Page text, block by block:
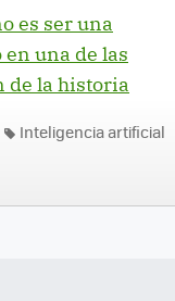
es ser una
una de las
de la historia
Inteligencia artificial